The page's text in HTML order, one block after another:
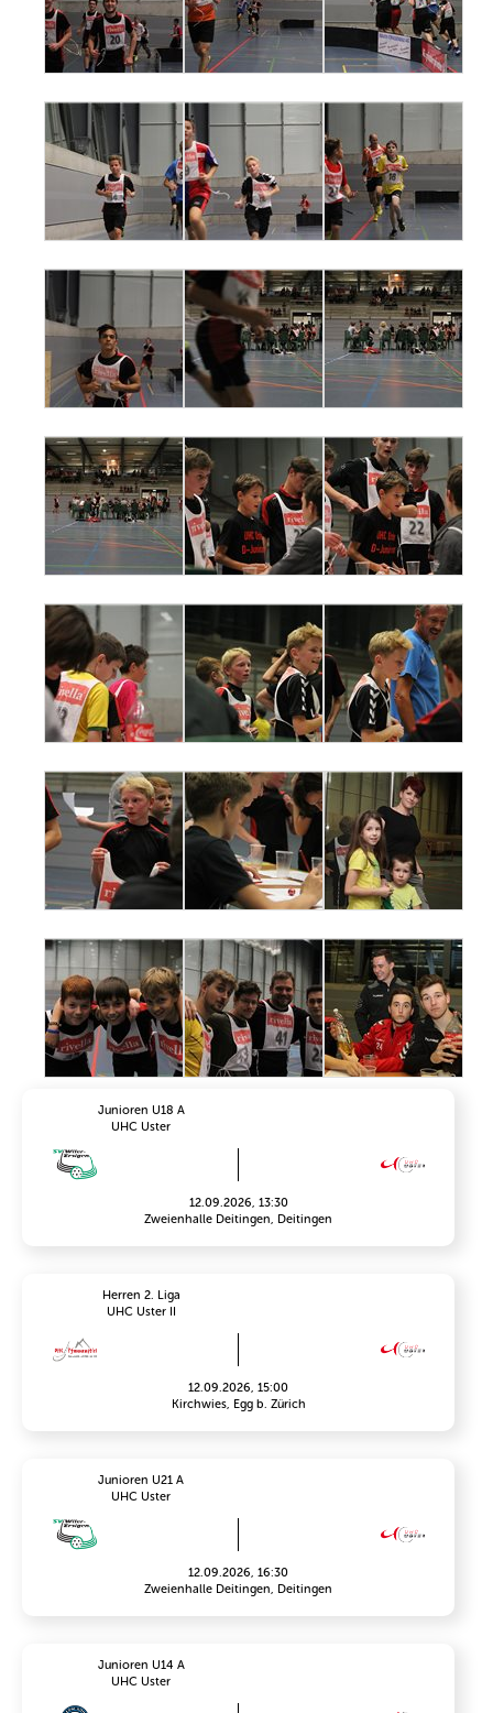
Junioren U18 A
UHC Uster
12.09.2026, 13:30
Zweienhalle Deitingen, Deitingen
Herren 2. Liga
UHC Uster II
12.09.2026, 15:00
Kirchwies, Egg b. Zürich
Junioren U21 A
UHC Uster
12.09.2026, 16:30
Zweienhalle Deitingen, Deitingen
Junioren U14 A
UHC Uster